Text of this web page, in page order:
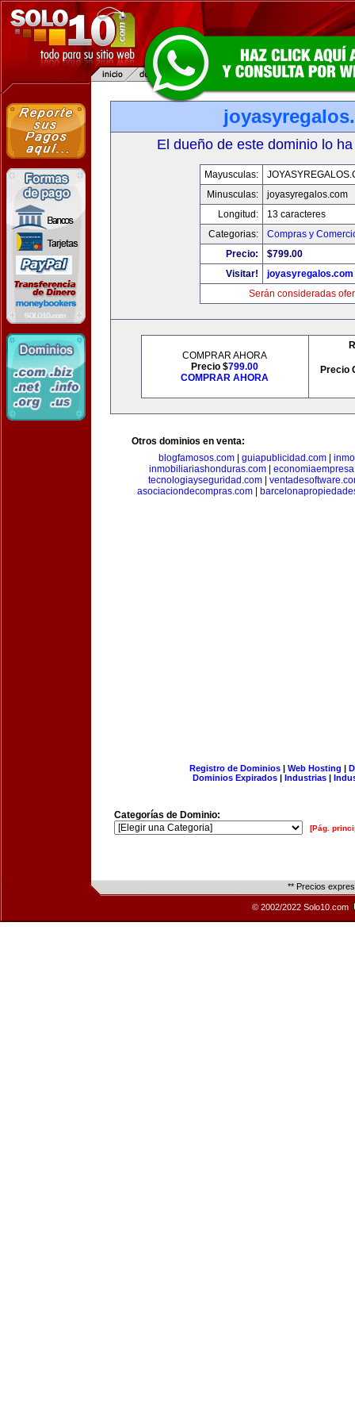
El dueño de este dominio lo
Mayusculas:
Minusculas:
joyasyregalos.com
Longitud:
13 caracteres
Categorias:
Compras y
Precio:
$799.00
Visitar!
joyasyregalos.com
Serán consideradas
COMPRAR AHORA
Precio $799.00
COMPRAR AHORA
Precio
Otros dominios en venta:
blogfamosos.com
guiapublicidad.com
inmobiliariashonduras.com
tecnologiayseguridad.com|
asociaciondecompras.com|
Registro de Dominios| Web Hosting |
Dominios Expirados | Industrias |
Categorías de Dominio:
[Pág.
** Precios
© 2002/2022 Solo10.com